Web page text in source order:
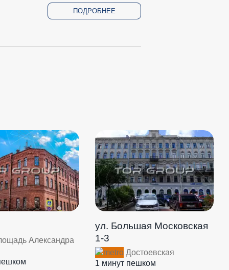
ПОДРОБНЕЕ
Александра
ул. Большая Московская
1-3
Достоевская
1 минут пешком